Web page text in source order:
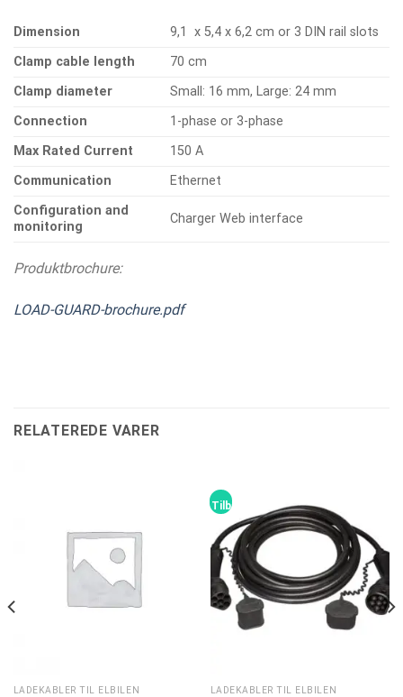
Dimension
9,1 x 5,4 x 6,2 cm or 3 DIN rail slots
Clamp cable length
70 cm
Clamp diameter
Small: 16 mm, Large: 24 mm
Connection
1-phase or 3-phase
Max Rated Current
150 A
Communication
Ethernet
Configuration and
monitoring
Charger Web interface
Produktbrochure:
LOAD-GUARD-brochure.pdf
RELATEREDE VARER
LADEKABLER TIL ELBILEN
Tilbud!
LADEKABLER TIL ELBILEN